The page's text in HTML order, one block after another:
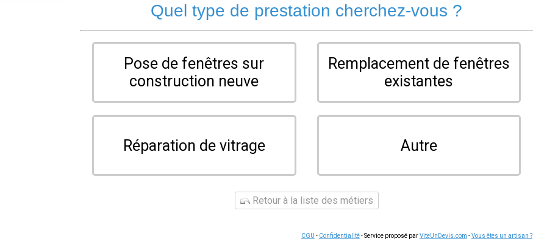
Quel type de prestation cherchez-vous ?
Pose de fenêtres sur
construction neuve
Remplacement de fenêtres
existantes
Réparation de vitrage Autre
Retour à la liste des métiers
CGU - Confidentialité- Service proposé parViteUnDevis.com -Vous êtes un artisan ?